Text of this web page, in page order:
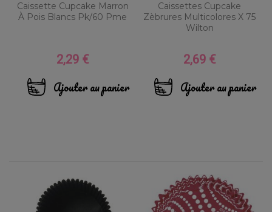
Caissette Cupcake Marron
À Pois Blancs Pk/60 Pme
Prix
2,29 €
Ajouter au panier
Caissettes Cupcake
Zèbrures Multicolores X 75
Wilton
Prix
2,69 €
Ajouter au panier